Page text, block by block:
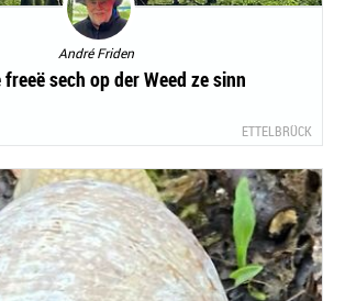
André Friden
freeë sech op der Weed ze sinn
ETTELBRÜCK